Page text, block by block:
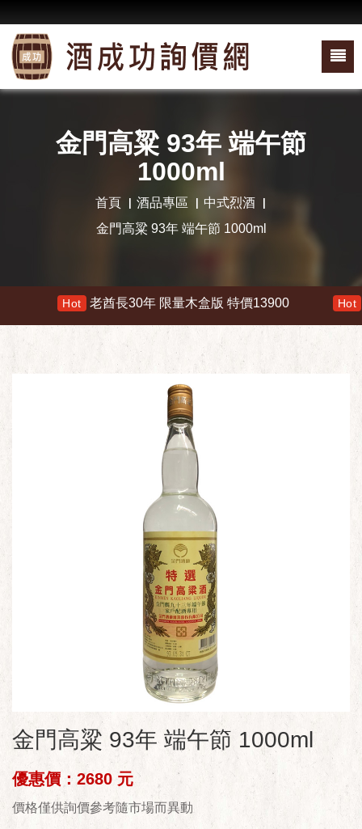
金門高粱 93年 端午節
1000ml
首頁 酒品專區
中式烈酒
金門高粱 93年 端午節 1000ml
老酋長30年 限量木盒版 特價13900 響
金門高粱 93年 端午節 1000ml
優惠價：2680 元
價格僅供詢價參考隨市場而異動